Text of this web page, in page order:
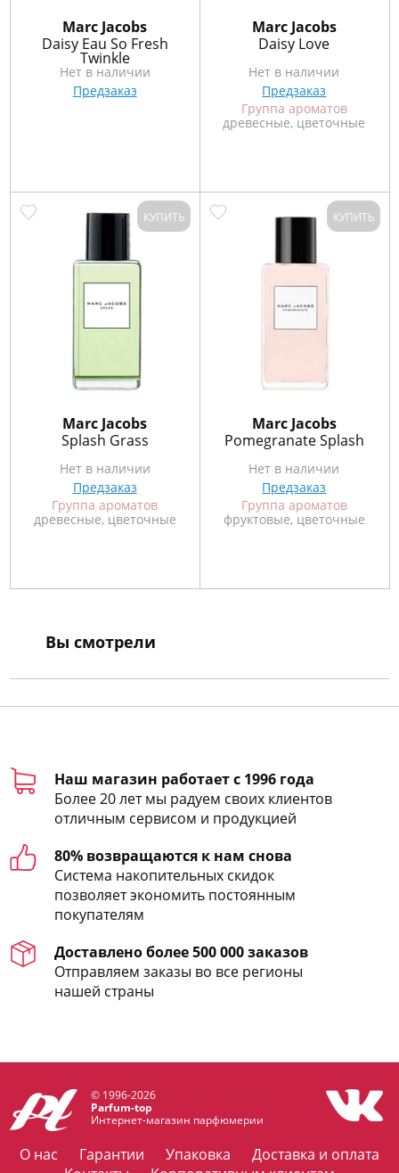
Marс Jacobs
Daisy Eau So Fresh
Twinkle
Нет в наличии
Предзаказ
Marс Jacobs
Daisy Love
Нет в наличии
Предзаказ
Группа ароматов
древесные, цветочные
КУПИТЬ
Marс Jacobs
Splash Grass
Нет в наличии
Предзаказ
Группа ароматов
древесные, цветочные
КУПИТЬ
Marс Jacobs
Pomegranate Splash
Нет в наличии
Предзаказ
Группа ароматов
фруктовые, цветочные
Вы смотрели
Наш магазин работает с 1996 года
Более 20 лет мы радуем своих клиентов
отличным сервисом и продукцией
80% возвращаются к нам снова
Система накопительных скидок
позволяет экономить постоянным
покупателям
Доставлено более 500 000 заказов
Отправляем заказы во все регионы
нашей страны
© 1996-2026
Parfum-top
Интернет-магазин парфюмерии
О нас Гарантии Упаковка
Доставка и оплата